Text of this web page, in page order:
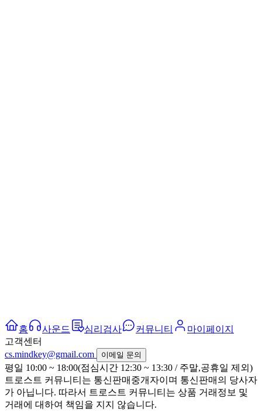
홈 사운드 심리검사 커뮤니티
마이페이지
고객센터
cs.mindkey@gmail.com
이메일 문의
평일 10:00 ~ 18:00(점심시간 12:30 ~ 13:30 / 주말,공휴일 제외)
트로스트 커뮤니티는 통신판매중개자이며 통신판매의 당사자
가 아닙니다. 따라서 트로스트 커뮤니티는 상품 거래정보 및
거래에 대하여 책임을 지지 않습니다.